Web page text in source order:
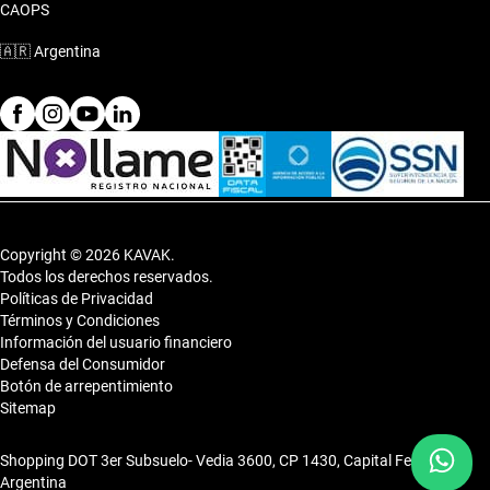
CAOPS
🇦🇷Argentina
Copyright © 2026 KAVAK.
Todos los derechos reservados.
Políticas de Privacidad
Términos y Condiciones
Información del usuario financiero
Defensa del Consumidor
Botón de arrepentimiento
Sitemap
Shopping DOT 3er Subsuelo- Vedia 3600, CP 1430, Capital Federal,
Argentina